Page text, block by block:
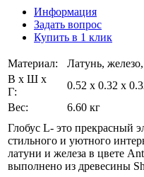
Информация
Задать вопрос
Купить в 1 клик
Материал:
Латунь,
В х Ш х
Г:
0.52 x 0.32 x
Вес:
6.60 кг
Глобус L- это прекрасный
стильного и уютного
латуни и железа в цвете
выполнено из древесины